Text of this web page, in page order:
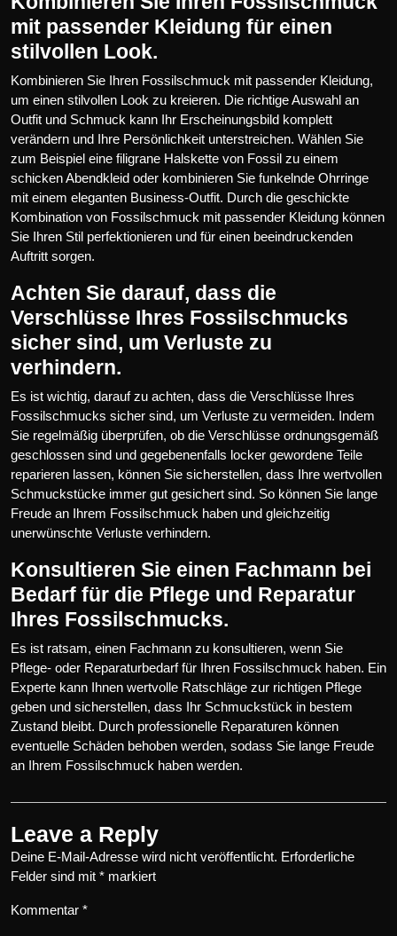
mit passender Kleidung für einen
stilvollen Look.
Kombinieren Sie Ihren Fossilschmuck mit passender Kleidung,
um einen stilvollen Look zu kreieren. Die richtige Auswahl an
Outfit und Schmuck kann Ihr Erscheinungsbild komplett
verändern und Ihre Persönlichkeit unterstreichen. Wählen Sie
zum Beispiel eine filigrane Halskette von Fossil zu einem
schicken Abendkleid oder kombinieren Sie funkelnde Ohrringe
mit einem eleganten Business-Outfit. Durch die geschickte
Kombination von Fossilschmuck mit passender Kleidung können
Sie Ihren Stil perfektionieren und für einen beeindruckenden
Auftritt sorgen.
Achten Sie darauf, dass die
Verschlüsse Ihres Fossilschmucks
sicher sind, um Verluste zu
verhindern.
Es ist wichtig, darauf zu achten, dass die Verschlüsse Ihres
Fossilschmucks sicher sind, um Verluste zu vermeiden. Indem
Sie regelmäßig überprüfen, ob die Verschlüsse ordnungsgemäß
geschlossen sind und gegebenenfalls locker gewordene Teile
reparieren lassen, können Sie sicherstellen, dass Ihre wertvollen
Schmuckstücke immer gut gesichert sind. So können Sie lange
Freude an Ihrem Fossilschmuck haben und gleichzeitig
unerwünschte Verluste verhindern.
Konsultieren Sie einen Fachmann bei
Bedarf für die Pflege und Reparatur
Ihres Fossilschmucks.
Es ist ratsam, einen Fachmann zu konsultieren, wenn Sie
Pflege- oder Reparaturbedarf für Ihren Fossilschmuck haben. Ein
Experte kann Ihnen wertvolle Ratschläge zur richtigen Pflege
geben und sicherstellen, dass Ihr Schmuckstück in bestem
Zustand bleibt. Durch professionelle Reparaturen können
eventuelle Schäden behoben werden, sodass Sie lange Freude
an Ihrem Fossilschmuck haben werden.
Leave a Reply
Deine E-Mail-Adresse wird nicht veröffentlicht. Erforderliche
Felder sind mit * markiert
Kommentar *